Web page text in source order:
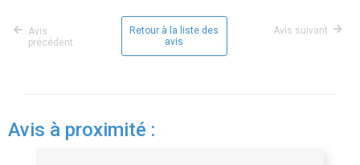
Avis
précédent
Retour à la liste des
avis
Avis suivant
Avis à proximité :